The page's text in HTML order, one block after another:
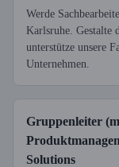
Werde
Karlsruhe. Gestalte
unterstütze unsere
Unternehmen.
Gruppenleiter
Solutions